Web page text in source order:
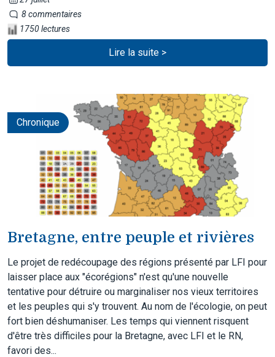
8 commentaires
1750 lectures
Lire la suite >
Chronique
Bretagne, entre peuple et rivières
Le projet de redécoupage des régions présenté par LFI pour
laisser place aux "écorégions" n'est qu'une nouvelle
tentative pour détruire ou marginaliser nos vieux territoires
et les peuples qui s'y trouvent. Au nom de l'écologie, on peut
fort bien déshumaniser. Les temps qui viennent risquent
d'être très difficiles pour la Bretagne, avec LFI et le RN,
favori des...